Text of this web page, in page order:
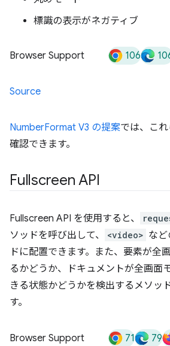
標識の表示がネガティブ
Browser Support 106
Source
NumberFormat V3 の提案では、こ
確認できます。
Fullscreen API
Fullscreen API を使用すると、
ソッドを呼び出して、
<video> な
ドに配置できます。また、要素が全
るかどうか、ドキュメントが全画面
きる状態かどうかを検出するメソッ
す。
Browser Support 71 79